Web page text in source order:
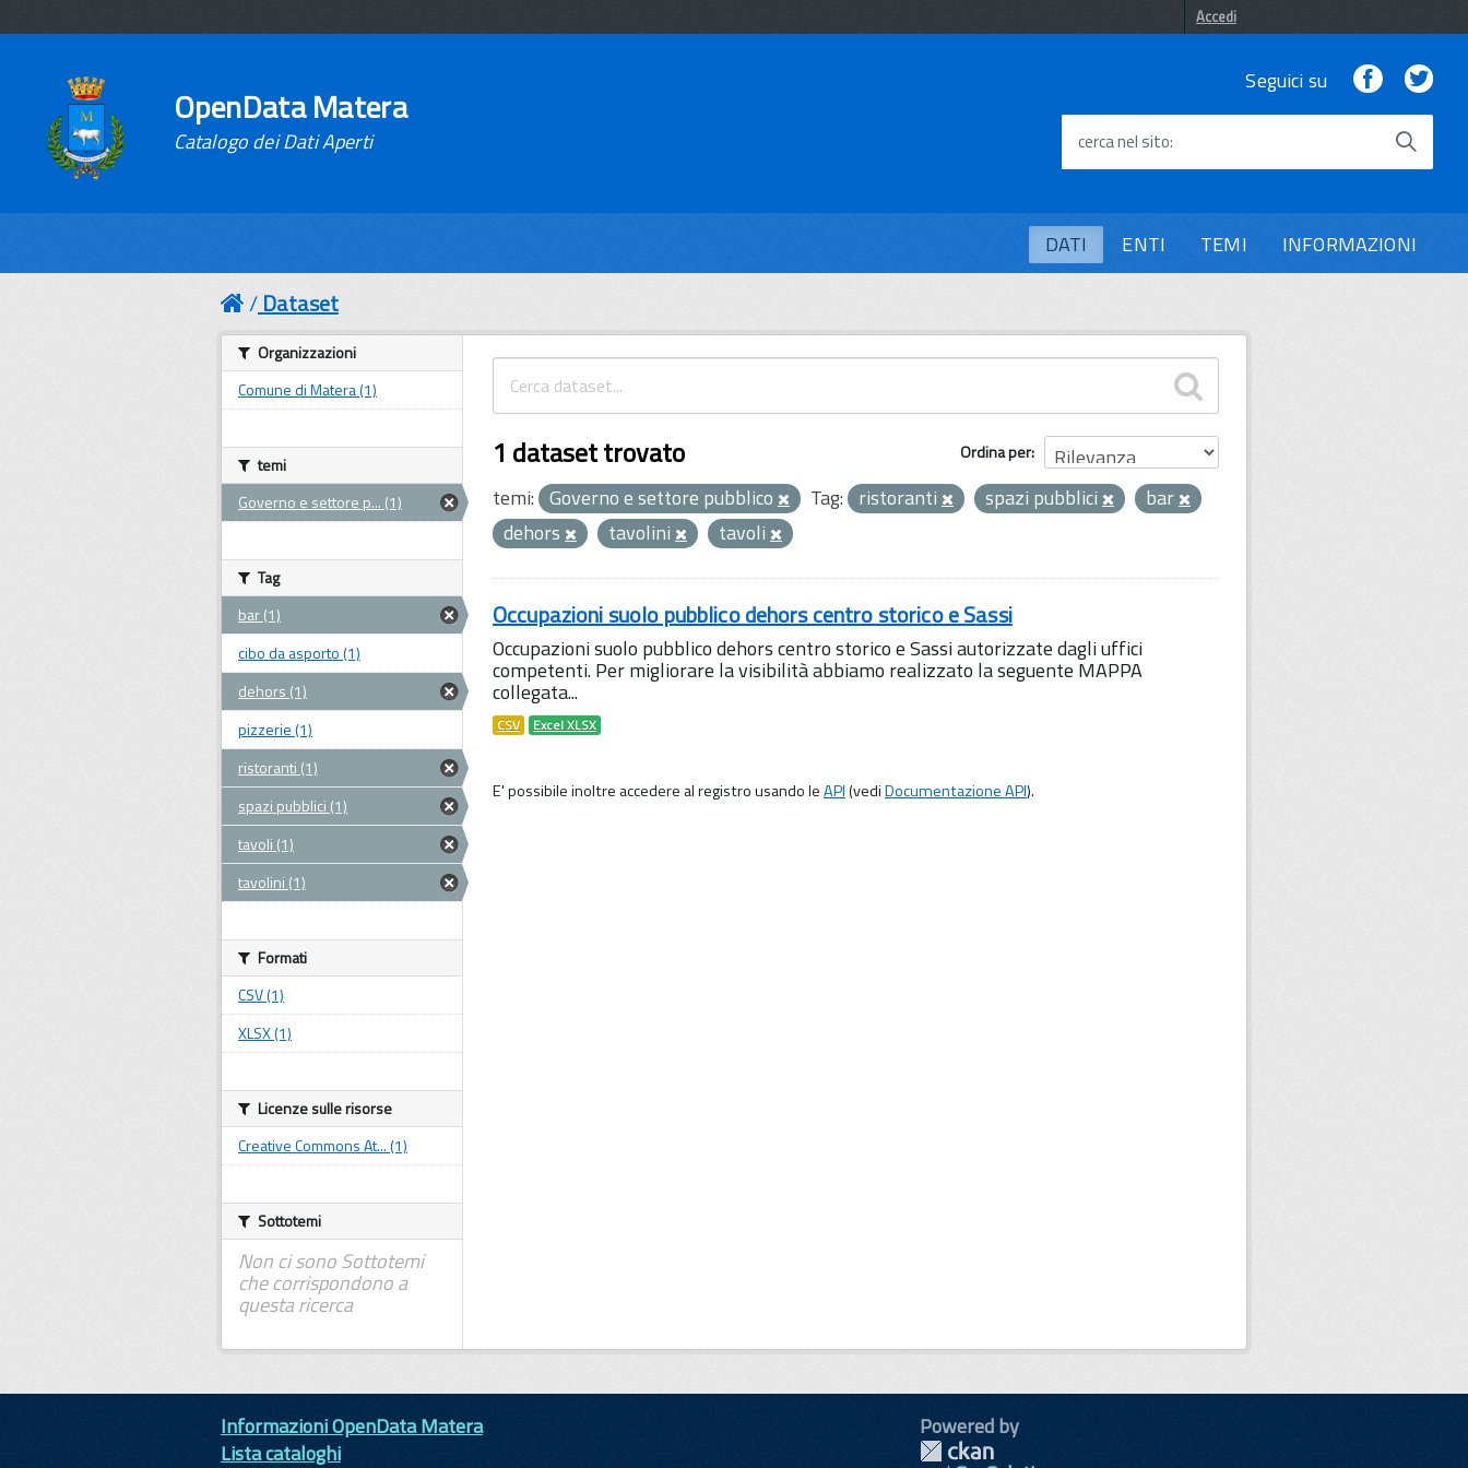
Accedi
OpenData Matera
Catalogo dei Dati Aperti
Seguici su Facebook
cerca nel sito
DATI ENTI TEMI INFORMAZIONI
Dataset
Ordina per
1 dataset trovato
temi: Governo e settore pubblico Tag: ristoranti spazi pubblici
bar
dehors
tavolini tavoli
Occupazioni suolo pubblico dehors centro storico e Sassi
Occupazioni suolo pubblico dehors centro storico e Sassi autorizzate dagli uffici
competenti. Per migliorare la visibilità abbiamo realizzato la seguente MAPPA
collegata...
CSV Excel XLSX
E' possibile inoltre accedere al registro usando leAPI(vediDocumentazione API).
Organizzazioni
Comune di Matera (1)
temi
Governo e settore p... (1)
Tag
bar (1)
cibo da asporto (1)
dehors (1)
pizzerie (1)
ristoranti (1)
spazi pubblici (1)
tavoli (1)
tavolini (1)
Formati
CSV (1)
XLSX (1)
Licenze sulle risorse
Creative Commons At... (1)
Sottotemi
Non ci sono Sottotemi
che corrispondono a
questa ricerca
Informazioni OpenData Matera
Lista cataloghi
Powered by